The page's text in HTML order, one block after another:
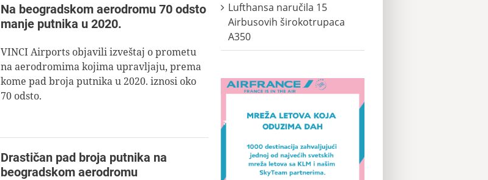
Na beogradskom aerodromu 70 odsto
manje putnika u 2020.
VINCI Airports objavili izveštaj o prometu
na aerodromima kojima upravljaju, prema
kome pad broja putnika u 2020. iznosi oko
70 odsto.
Drastičan pad broja putnika na
beogradskom aerodromu
Lufthansa naručila 15
Airbusovih širokotrupaca
A350